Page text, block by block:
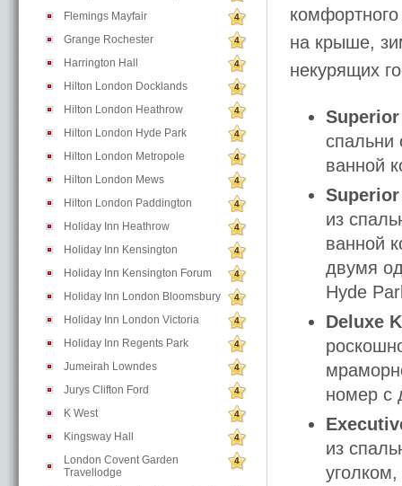
Flemings Mayfair 4
Grange Rochester 4
Harrington Hall 4
Hilton London Docklands 4
Hilton London Heathrow 4
Hilton London Hyde Park 4
Hilton London Metropole 4
Hilton London Mews 4
Hilton London Paddington 4
Holiday Inn Heathrow 4
Holiday Inn Kensington 4
Holiday Inn Kensington Forum 4
Holiday Inn London Bloomsbury 4
Holiday Inn London Victoria 4
Holiday Inn Regents Park 4
Jumeirah Lowndes 4
Jurys Clifton Ford 4
K West 4
Kingsway Hall 4
London Covent Garden
Travellodge
4
на крыше,
некурящих
спальни
ванной
из
ванной
двумя
Hyde
Deluxe
номер с
из